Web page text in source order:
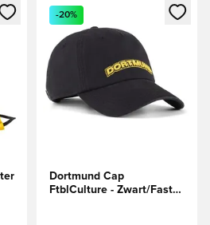
te loggen of je aan te melden als
Opent een venster om in te
-20%
Dortmund Cap
FtblCulture - Zwart/Faster